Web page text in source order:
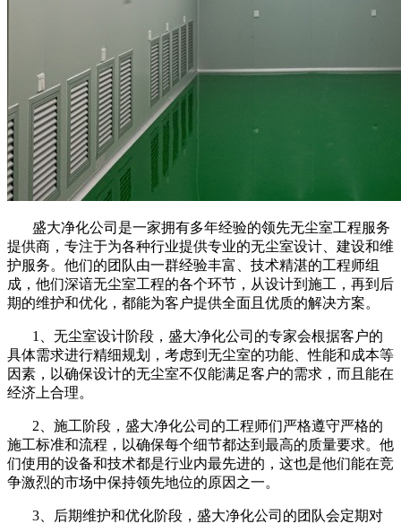
盛大净化公司是一家拥有多年经验的领先无尘室工程服务
提供商，专注于为各种行业提供专业的无尘室设计、建设和维
护服务。他们的团队由一群经验丰富、技术精湛的工程师组
成，他们深谙无尘室工程的各个环节，从设计到施工，再到后
期的维护和优化，都能为客户提供全面且优质的解决方案。
1、无尘室设计阶段，盛大净化公司的专家会根据客户的
具体需求进行精细规划，考虑到无尘室的功能、性能和成本等
因素，以确保设计的无尘室不仅能满足客户的需求，而且能在
经济上合理。
2、施工阶段，盛大净化公司的工程师们严格遵守严格的
施工标准和流程，以确保每个细节都达到最高的质量要求。他
们使用的设备和技术都是行业内最先进的，这也是他们能在竞
争激烈的市场中保持领先地位的原因之一。
3、后期维护和优化阶段，盛大净化公司的团队会定期对